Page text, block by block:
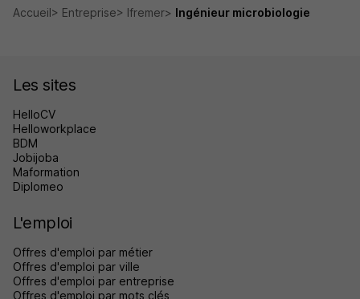
Accueil Entreprise Ifremer Ingénieur microbiologie
Les sites
HelloCV
Helloworkplace
BDM
Jobijoba
Maformation
Diplomeo
L'emploi
Offres d'emploi par métier
Offres d'emploi par ville
Offres d'emploi par entreprise
Offres d'emploi par mots clés